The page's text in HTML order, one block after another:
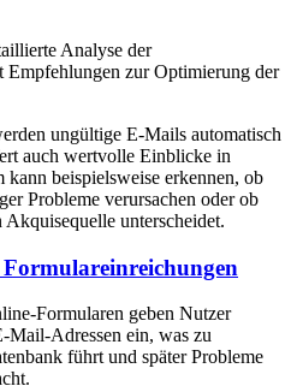
Analyse der
Empfehlungen zur Optimierung der
ungültige E-Mails automatisch
auch wertvolle Einblicke in
kann beispielsweise erkennen, ob
Probleme verursachen oder ob
unterscheidet.
Formularen geben Nutzer
Mail-Adressen ein, was zu
führt und später Probleme